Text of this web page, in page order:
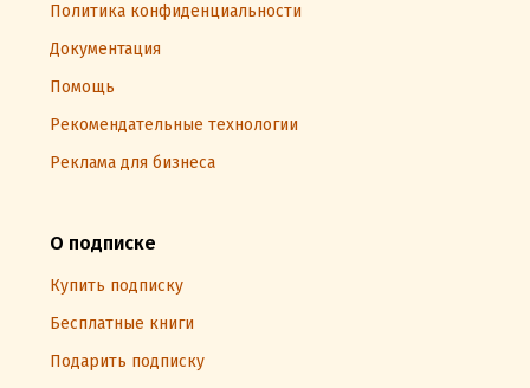
Политика конфиденциальности
Документация
Помощь
Рекомендательные технологии
Реклама для бизнеса
О подписке
Купить подписку
Бесплатные книги
Подарить подписку